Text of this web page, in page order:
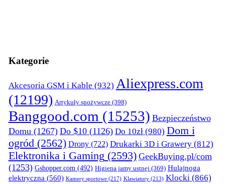
Kategorie
Akcesoria GSM i Kable (932) Aliexpress.com
(12199) Artykuły spożywcze(398)
Banggood.com (15253) Bezpieczeństwo
Domu(1267) Do $10(1126) Do 10zł(980) Dom i
ogród(2562) Drony(722) Drukarki 3D i Grawery(812)
Elektronika i Gaming (2593) GeekBuying.pl/com
(1253) Gshopper.com(492) Higiena jamy ustnej (369) Hulajnoga
elektryczna(560) Kamery sportowe(217) Klawiatury(213) Klocki(866)